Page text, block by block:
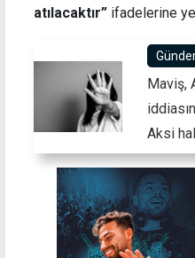
atılacaktır” ifadelerine
Maviş,
Aksi